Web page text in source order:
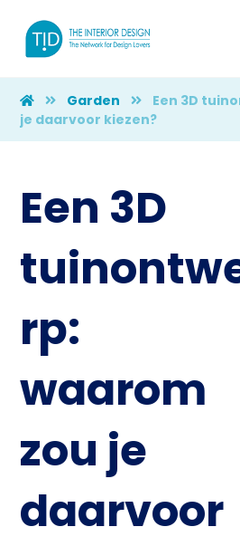
Garden
Een 3D
je daarvoor kiezen?
Een 3D
rp:
waarom
zou je
daarvoor